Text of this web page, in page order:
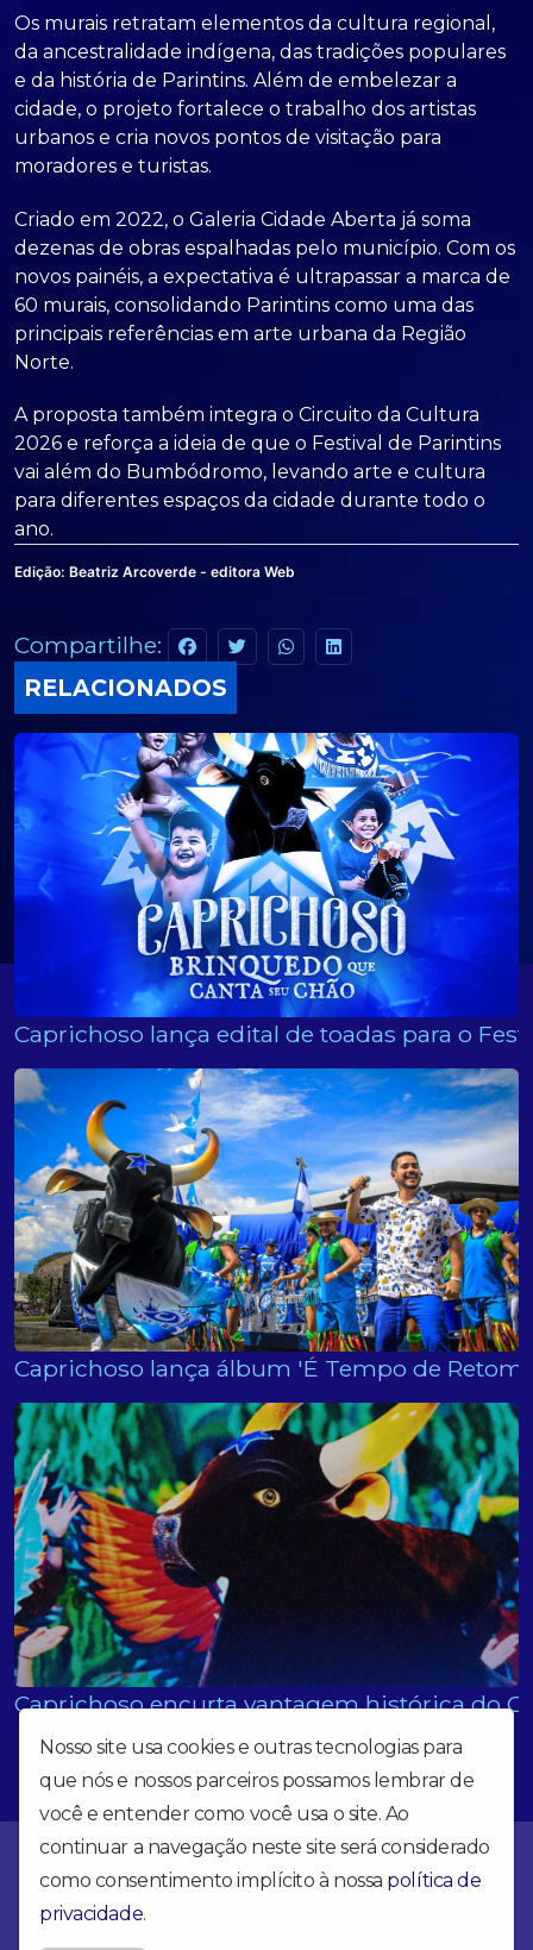
Os murais retratam elementos da cultura regional,
da ancestralidade indígena, das tradições populares
e da história de Parintins. Além de embelezar a
cidade, o projeto fortalece o trabalho dos artistas
urbanos e cria novos pontos de visitação para
moradores e turistas.
Criado em 2022, o Galeria Cidade Aberta já soma
dezenas de obras espalhadas pelo município. Com os
novos painéis, a expectativa é ultrapassar a marca de
60 murais, consolidando Parintins como uma das
principais referências em arte urbana da Região
Norte.
A proposta também integra o Circuito da Cultura
2026 e reforça a ideia de que o Festival de Parintins
vai além do Bumbódromo, levando arte e cultura
para diferentes espaços da cidade durante todo o
ano.
Edição: Beatriz Arcoverde - editora Web
Compartilhe:
RELACIONADOS
Caprichoso lança edital de toadas para o
Caprichoso lança álbum 'É Tempo de
Caprichoso encurta vantagem histórica do
Nosso site usa cookies e outras tecnologias para
que nós e nossos parceiros possamos lembrar de
você e entender como você usa o site. Ao
continuar a navegação neste site será considerado
como consentimento implícito à nossa política de
privacidade.
Seja nosso apoiador da Rádio Seleção Azul e colabore com
crescimento da nossa Rádio. Pix e-mail:
radio.selecaoazul@gmail.com — CNPJ: 10.897.024/0001-49